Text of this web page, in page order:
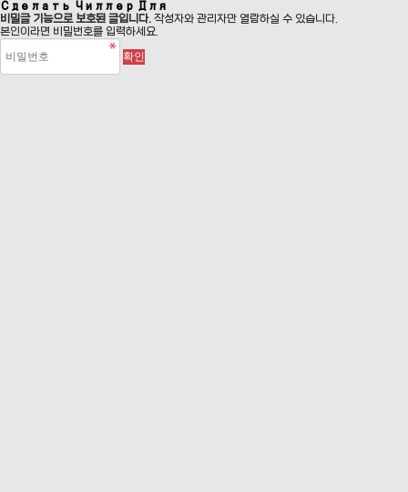
Сделать Чиллер Для
비밀글 기능으로 보호된 글입니다. 작성자와 관리자만 열람하실 수 있습니다.
본인이라면 비밀번호를 입력하세요.